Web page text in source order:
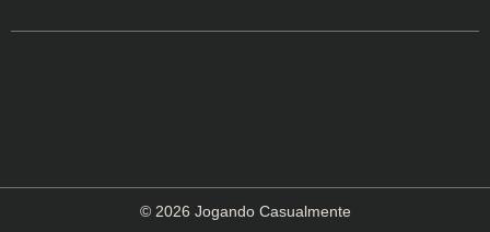
© 2026 Jogando Casualmente